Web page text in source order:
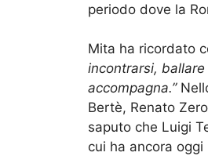
periodo dove la
Mita ha ricordato
incontrarsi,
accompagna.”
Bertè, Renato
saputo che Luigi
cui ha ancora